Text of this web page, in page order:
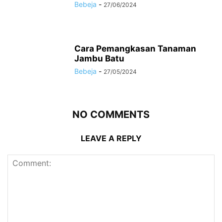
Bebeja - 27/06/2024
Cara Pemangkasan Tanaman
Jambu Batu
Bebeja - 27/05/2024
NO COMMENTS
LEAVE A REPLY